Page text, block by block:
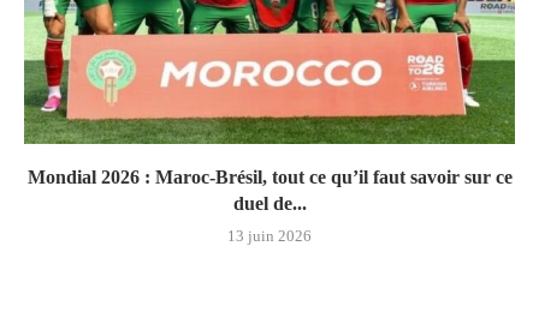
Mondial 2026 : Maroc-Brésil, tout ce qu’il faut savoir sur ce
duel de...
13 juin 2026